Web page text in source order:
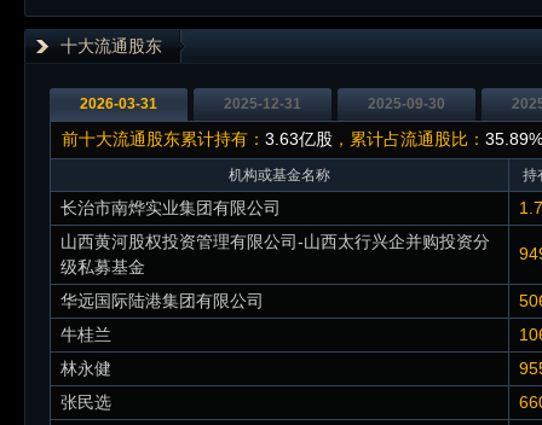
十大流通股东
2026-03-31 2025-12-31 2025-09-30
前十大流通股东累计持有： 3.63亿股 ，累计占流通股比： 35.89%
机构或基金名称 持
长治市南烨实业集团有限公司
山西黄河股权投资管理有限公司-山西太行兴企并购投资分
级私募基金
华远国际陆港集团有限公司
牛桂兰
林永健
张民选